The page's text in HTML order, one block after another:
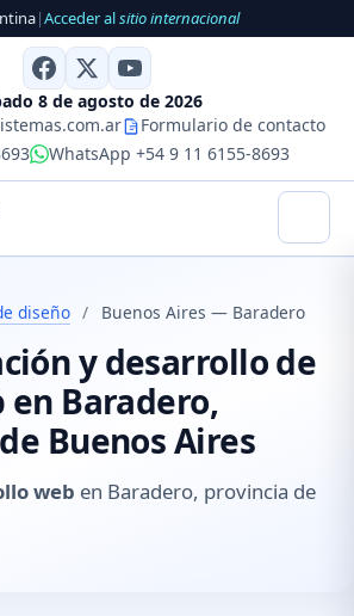
|Acceder alsitio internacional
8 de agosto de 2026
Formulario de contacto
WhatsApp +54 9 11 6155-8693
diseño / Buenos Aires — Baradero
y desarrollo de
Baradero,
Buenos Aires
web en Baradero, provincia de